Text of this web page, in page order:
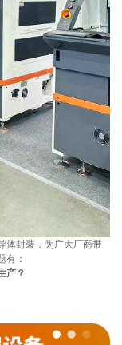
封装，为广大厂商带
有：
产？